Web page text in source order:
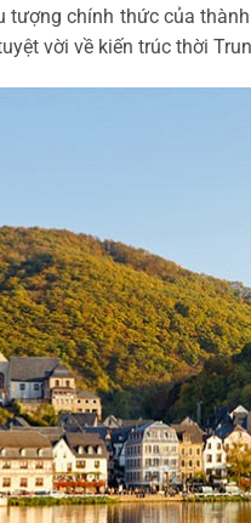
tượng chính thức của
vời về kiến trúc thời